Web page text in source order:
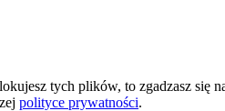
tych plików, to zgadzasz się
polityce prywatności.